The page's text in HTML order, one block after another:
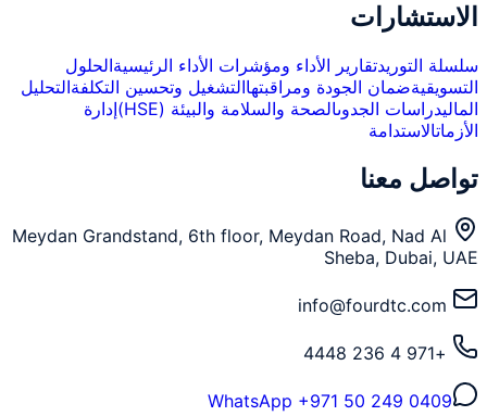
الاستشارات
سلسلة التوريدتقارير الأداء ومؤشرات الأداء الرئيسيةالحلول
التسويقيةضمان الجودة ومراقبتهاالتشغيل وتحسين التكلفةالتحليل
الماليدراسات الجدوىالصحة والسلامة والبيئة (HSE)
إدارة
الأزماتالاستدامة
تواصل معنا
Meydan Grandstand, 6th floor, Meydan Road, Nad Al
Sheba, Dubai, UAE
info@fourdtc.com
+971 4 236 4448
WhatsApp +971 50 249 0409